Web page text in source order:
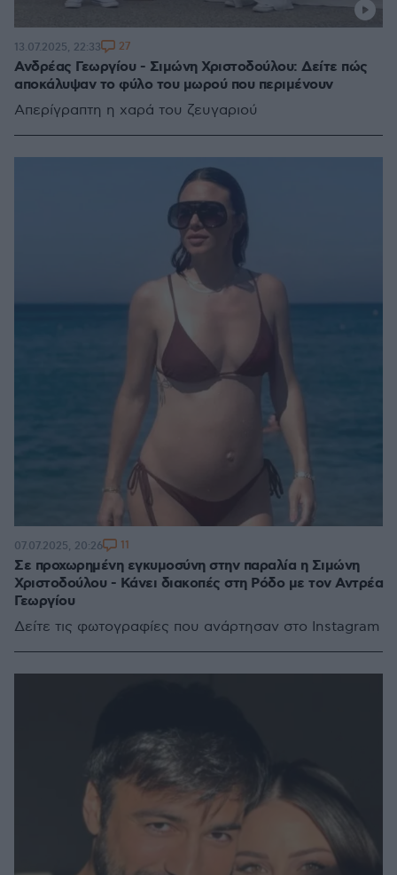
Ανδρέας Γεωργίου - Σιμώνη Χριστοδούλου: Δείτε πώς
αποκάλυψαν το φύλο του μωρού που περιμένουν
Απερίγραπτη η χαρά του ζευγαριού
13.07.2025, 22:33 27
Σε προχωρημένη εγκυμοσύνη στην παραλία η Σιμώνη
Χριστοδούλου - Κάνει διακοπές στη Ρόδο με τον Αντρέα
Γεωργίου
Δείτε τις φωτογραφίες που ανάρτησαν στο Instagram
07.07.2025, 20:26 11